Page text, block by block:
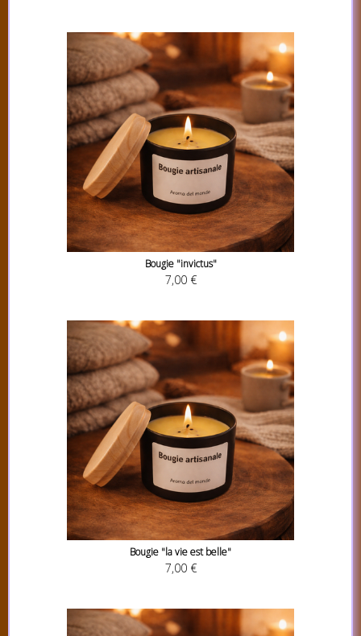
Bougie "invictus"
7,00 €
Bougie "la vie est belle"
7,00 €